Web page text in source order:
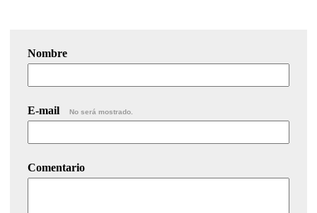
Nombre
E-mail No será mostrado.
Comentario